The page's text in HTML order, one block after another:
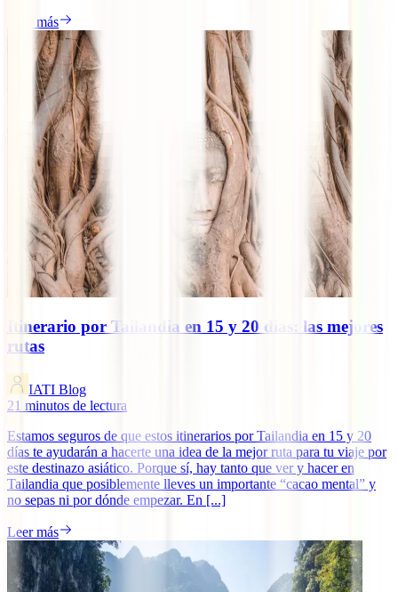
Leer más
Itinerario por Tailandia en 15 y 20 días: las mejores
rutas
IATI Blog
21 minutos de lectura
Estamos seguros de que estos itinerarios por Tailandia en 15 y 20
días te ayudarán a hacerte una idea de la mejor ruta para tu viaje por
este destinazo asiático. Porque sí, hay tanto que ver y hacer en
Tailandia que posiblemente lleves un importante “cacao mental” y
no sepas ni por dónde empezar. En [...]
Leer más